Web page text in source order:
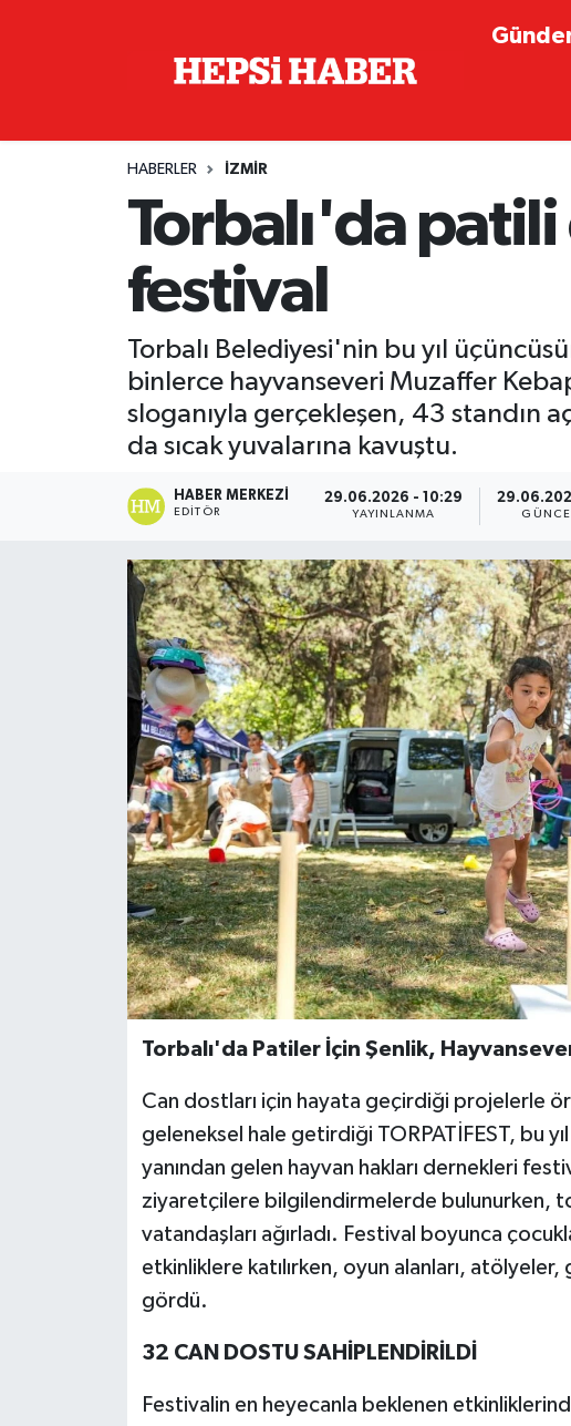
HABERLER İZMIR
Torbalı'da
festival
Torbalı Belediyesi'nin bu yıl
binlerce hayvanseveri Muzaffer
sloganıyla gerçekleşen, 43 standın
da sıcak yuvalarına kavuştu.
HABER MERKEZI
EDITÖR
29.06.2026 - 10:29
YAYINLANMA
Torbalı'da Patiler İçin Şenlik,
Can dostları için hayata geçirdiği projelerle
geleneksel hale getirdiği TORPATİFEST, bu
yanından gelen hayvan hakları dernekleri
ziyaretçilere bilgilendirmelerde bulunurken,
vatandaşları ağırladı. Festival boyunca
etkinliklere katılırken, oyun alanları,
gördü.
32 CAN DOSTU SAHİPLENDİRİLDİ
Festivalin en heyecanla beklenen
Biyografi
Özel Haber
Son Dakika
İstanbul Nöbetçi Eczaneler
İstanbul Hava Durumu
İzmir Namaz Vakitleri
Süper Lig Puan Durumu ve Fikstür
Son Dakika Haberleri